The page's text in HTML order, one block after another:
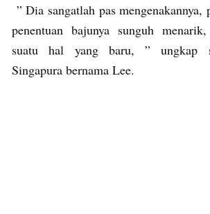
” Dia sangatlah pas mengenakannya,
penentuan bajunya sunguh
suatu hal yang baru, ” ungkap
Singapura bernama Lee.